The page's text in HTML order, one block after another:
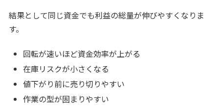
結果として同じ資金でも利益の総量が伸びやすくなりま
す。
回転が速いほど資金効率が上がる
在庫リスクが小さくなる
値下がり前に売り切りやすい
作業の型が固まりやすい